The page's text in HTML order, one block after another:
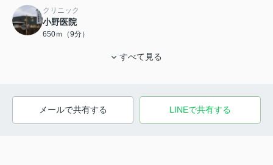
クリニック
小野医院
650ｍ（9分）
すべて見る
メールで共有する LINEで共有する